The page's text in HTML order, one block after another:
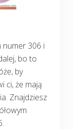
numer 306 i
bo to
by
ci, że mają
Znajdziesz